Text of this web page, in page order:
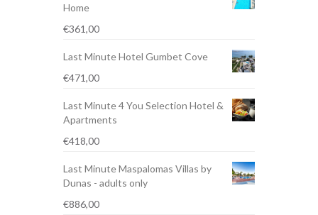
Home
€361,00
Last Minute Hotel Gumbet Cove
€471,00
Last Minute 4 You Selection Hotel &
Apartments
€418,00
Last Minute Maspalomas Villas by
Dunas - adults only
€886,00